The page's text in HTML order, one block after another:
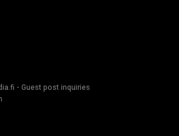
- Guest post inquiries